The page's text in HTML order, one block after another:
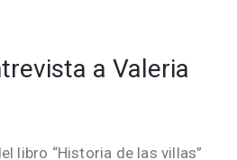
a Valeria
libro “Historia de las villas”